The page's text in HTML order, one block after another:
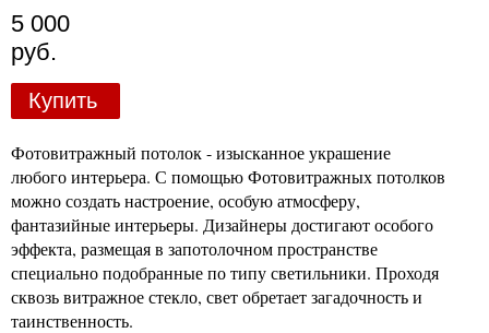
5 000
руб.
Купить
Фотовитражный потолок - изысканное украшение
любого интерьера. С помощью Фотовитражных потолков
можно создать настроение, особую атмосферу,
фантазийные интерьеры. Дизайнеры достигают особого
эффекта, размещая в запотолочном пространстве
специально подобранные по типу светильники. Проходя
сквозь витражное стекло, свет обретает загадочность и
таинственность.